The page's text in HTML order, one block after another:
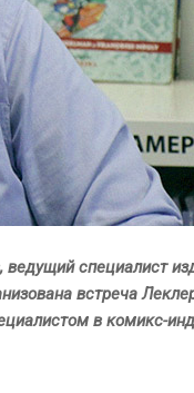
специалист
встреча
в комикс-